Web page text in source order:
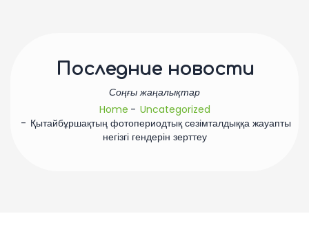
Последние новости
Соңғы жаңалықтар
Home
Uncategorized
Қытайбұршақтың фотопериодтық сезімталдыққа жауапты
негізгі гендерін зерттеу